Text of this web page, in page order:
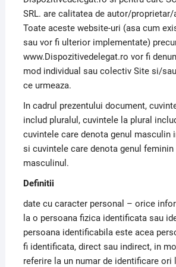
SRL. are calitatea de autor/
Toate aceste website-uri (asa cum
sau vor fi ulterior implementate)
www.Dispozitivedelegat.ro vor fi
mod individual sau colectiv Site si/
ce urmeaza.
In cadrul prezentului document,
includ pluralul, cuvintele la plural
cuvintele care denota genul masculin
si cuvintele care denota genul feminin
masculinul.
Definitii
date cu caracter personal – orice
la o persoana fizica identificata sau
persoana identificabila este acea
fi identificata, direct sau indirect, in
referire la un numar de identificare ori